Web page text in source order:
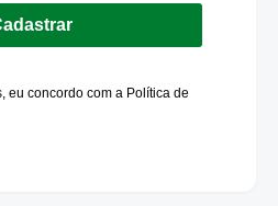
eu concordo com a Política de